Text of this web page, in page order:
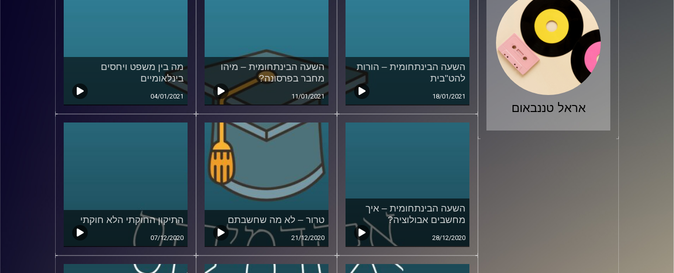
אראל טננבאום
השעה הבינתחומית – הורות
להט"בית
18/01/2021
השעה הבינתחומית – מיהו
מחבר בפרסונה?
11/01/2021
מה בין משפט ויחסים
בינלאומיים
04/01/2021
השעה הבינתחומית – איך
מחשבים אבולוציה?
28/12/2020
טרור – לא מה שחשבתם
21/12/2020
התיקון החוקתי הלא חוקתי
07/12/2020